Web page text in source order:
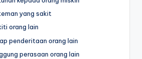
yang sakit
orang lain
penderitaan orang lain
perasaan orang lain